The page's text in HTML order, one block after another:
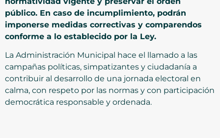
público. En caso de incumplimiento, podrán
imponerse medidas correctivas y comparendos
conforme a lo establecido por la Ley.
La Administración Municipal hace el llamado a las
campañas políticas, simpatizantes y ciudadanía a
contribuir al desarrollo de una jornada electoral en
calma, con respeto por las normas y con participación
democrática responsable y ordenada.